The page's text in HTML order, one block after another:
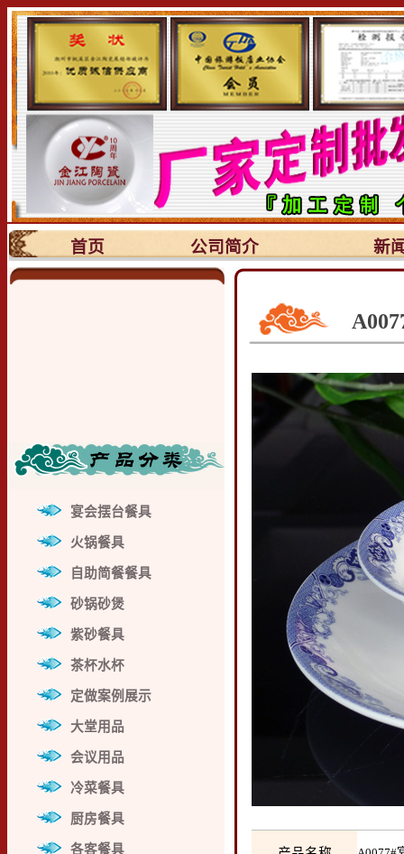
首页 公司简介 新
宴会摆台餐具
火锅餐具
自助简餐餐具
砂锅砂煲
紫砂餐具
茶杯水杯
定做案例展示
大堂用品
会议用品
冷菜餐具
厨房餐具
各客餐具